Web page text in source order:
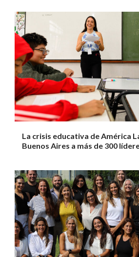
La crisis educativa de América
Buenos Aires a más de 300